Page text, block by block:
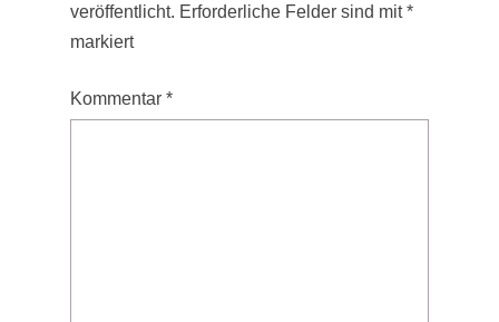
veröffentlicht. Erforderliche Felder sind mit*
markiert
Kommentar *